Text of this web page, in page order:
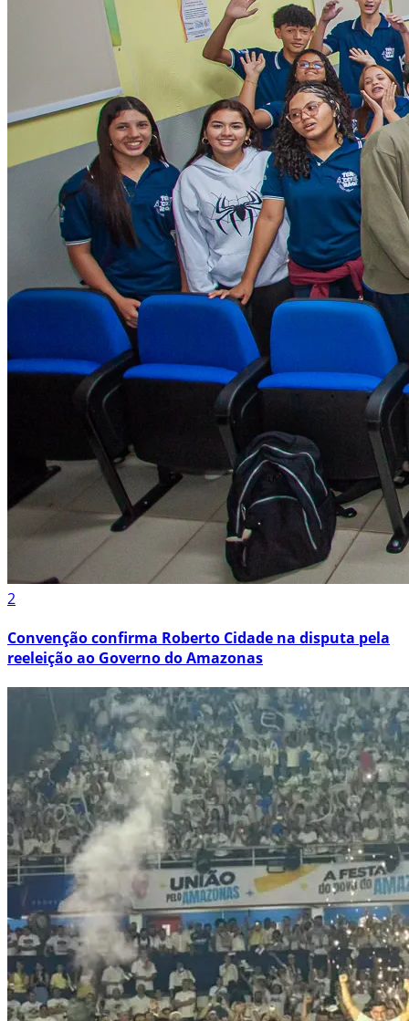
2
Convenção confirma Roberto Cidade na disputa pela
reeleição ao Governo do Amazonas